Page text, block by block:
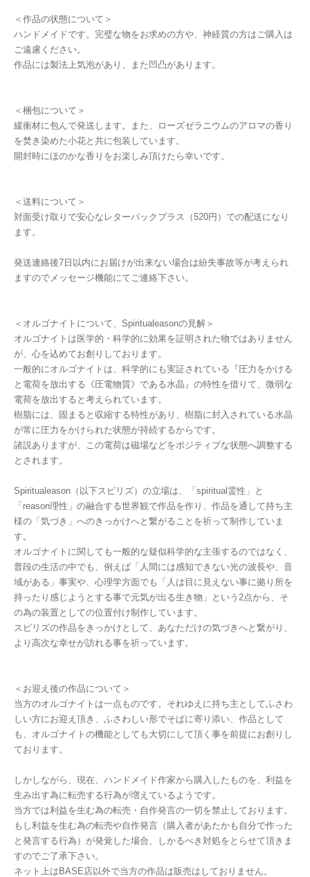
＜作品の状態について＞
ハンドメイドです。完璧な物をお求めの方や、神経質の方はご購入は
ご遠慮ください。
作品には製法上気泡があり、また凹凸があります。
＜梱包について＞
緩衝材に包んで発送します。また、ローズゼラニウムのアロマの香り
を焚き染めた小花と共に包装しています。
開封時にほのかな香りをお楽しみ頂けたら幸いです。
＜送料について＞
対面受け取りで安心なレターパックプラス（520円）での配送になり
ます。
発送連絡後7日以内にお届けが出来ない場合は紛失事故等が考えられ
ますのでメッセージ機能にてご連絡下さい。
＜オルゴナイトについて、Spiritualeasonの見解＞
オルゴナイトは医学的・科学的に効果を証明された物ではありません
が、心を込めてお創りしております。
一般的にオルゴナイトは、科学的にも実証されている『圧力をかける
と電荷を放出する《圧電物質》である水晶』の特性を借りて、微弱な
電荷を放出すると考えられています。
樹脂には、固まると収縮する特性があり、樹脂に封入されている水晶
が常に圧力をかけられた状態が持続するからです。
諸説ありますが、この電荷は磁場などをポジティブな状態へ調整する
とされます。
Spiritualeason（以下スピリズ）の立場は、「spiritual霊性」と
「reason理性」の融合する世界観で作品を作り、作品を通して持ち主
様の「気づき」へのきっかけへと繋がることを祈って制作していま
す。
オルゴナイトに関しても一般的な疑似科学的な主張するのではなく、
普段の生活の中でも、例えば「人間には感知できない光の波長や、音
域がある」事実や、心理学方面でも「人は目に見えない事に拠り所を
持ったり感じようとする事で元気が出る生き物」という2点から、そ
の為の装置としての位置付け制作しています。
スピリズの作品をきっかけとして、あなただけの気づきへと繋がり、
より高次な幸せが訪れる事を祈っています。
＜お迎え後の作品について＞
当方のオルゴナイトは一点ものです。それゆえに持ち主としてふさわ
しい方にお迎え頂き、ふさわしい形でそばに寄り添い、作品として
も、オルゴナイトの機能としても大切にして頂く事を前提にお創りし
ております。
しかしながら、現在、ハンドメイド作家から購入したものを、利益を
生み出す為に転売する行為が増えているようです。
当方では利益を生む為の転売・自作発言の一切を禁止しております。
もし利益を生む為の転売や自作発言（購入者があたかも自分で作った
と発言する行為）が発覚した場合、しかるべき対処をとらせて頂きま
すのでご了承下さい。
ネット上はBASE店以外で当方の作品は販売はしておりません。